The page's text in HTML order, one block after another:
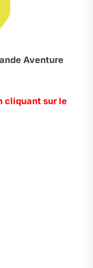
Aventure
cliquant sur le